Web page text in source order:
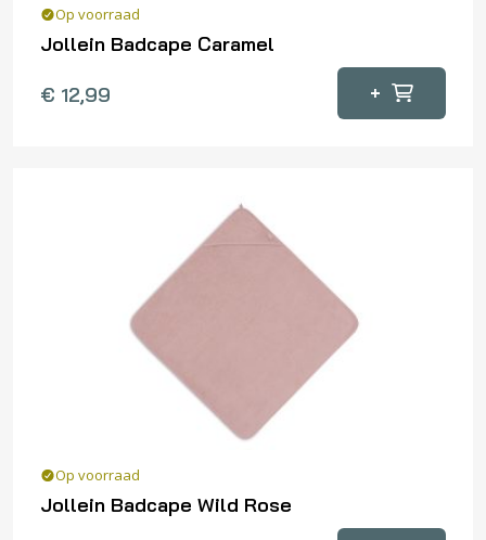
Op voorraad
Jollein Badcape Caramel
€ 12,99 +
Op voorraad
Jollein Badcape Wild Rose